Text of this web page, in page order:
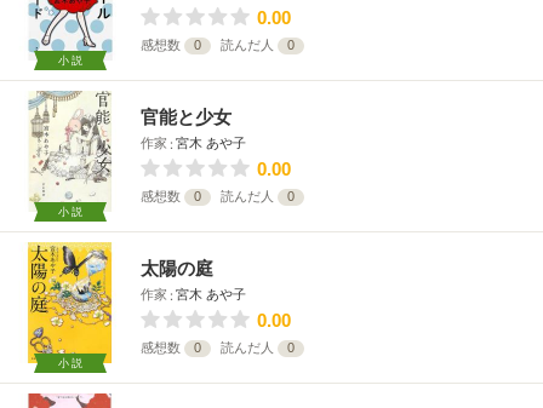
小説
0.00
感想数 0 読んだ人 0
小説
官能と少女
作家 宮木 あや子
0.00
感想数 0 読んだ人 0
小説
太陽の庭
作家 宮木 あや子
0.00
感想数 0 読んだ人 0